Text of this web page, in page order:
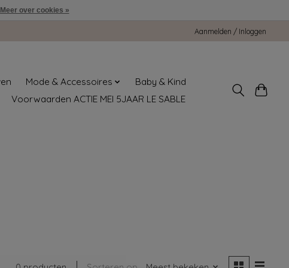
Aanmelden / Inloggen
Mode & Accessoires
Baby & Kind
Voorwaarden ACTIE MEI 5JAAR LE SABLE
Meer over cookies »